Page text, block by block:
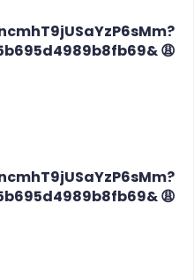
😩
😩